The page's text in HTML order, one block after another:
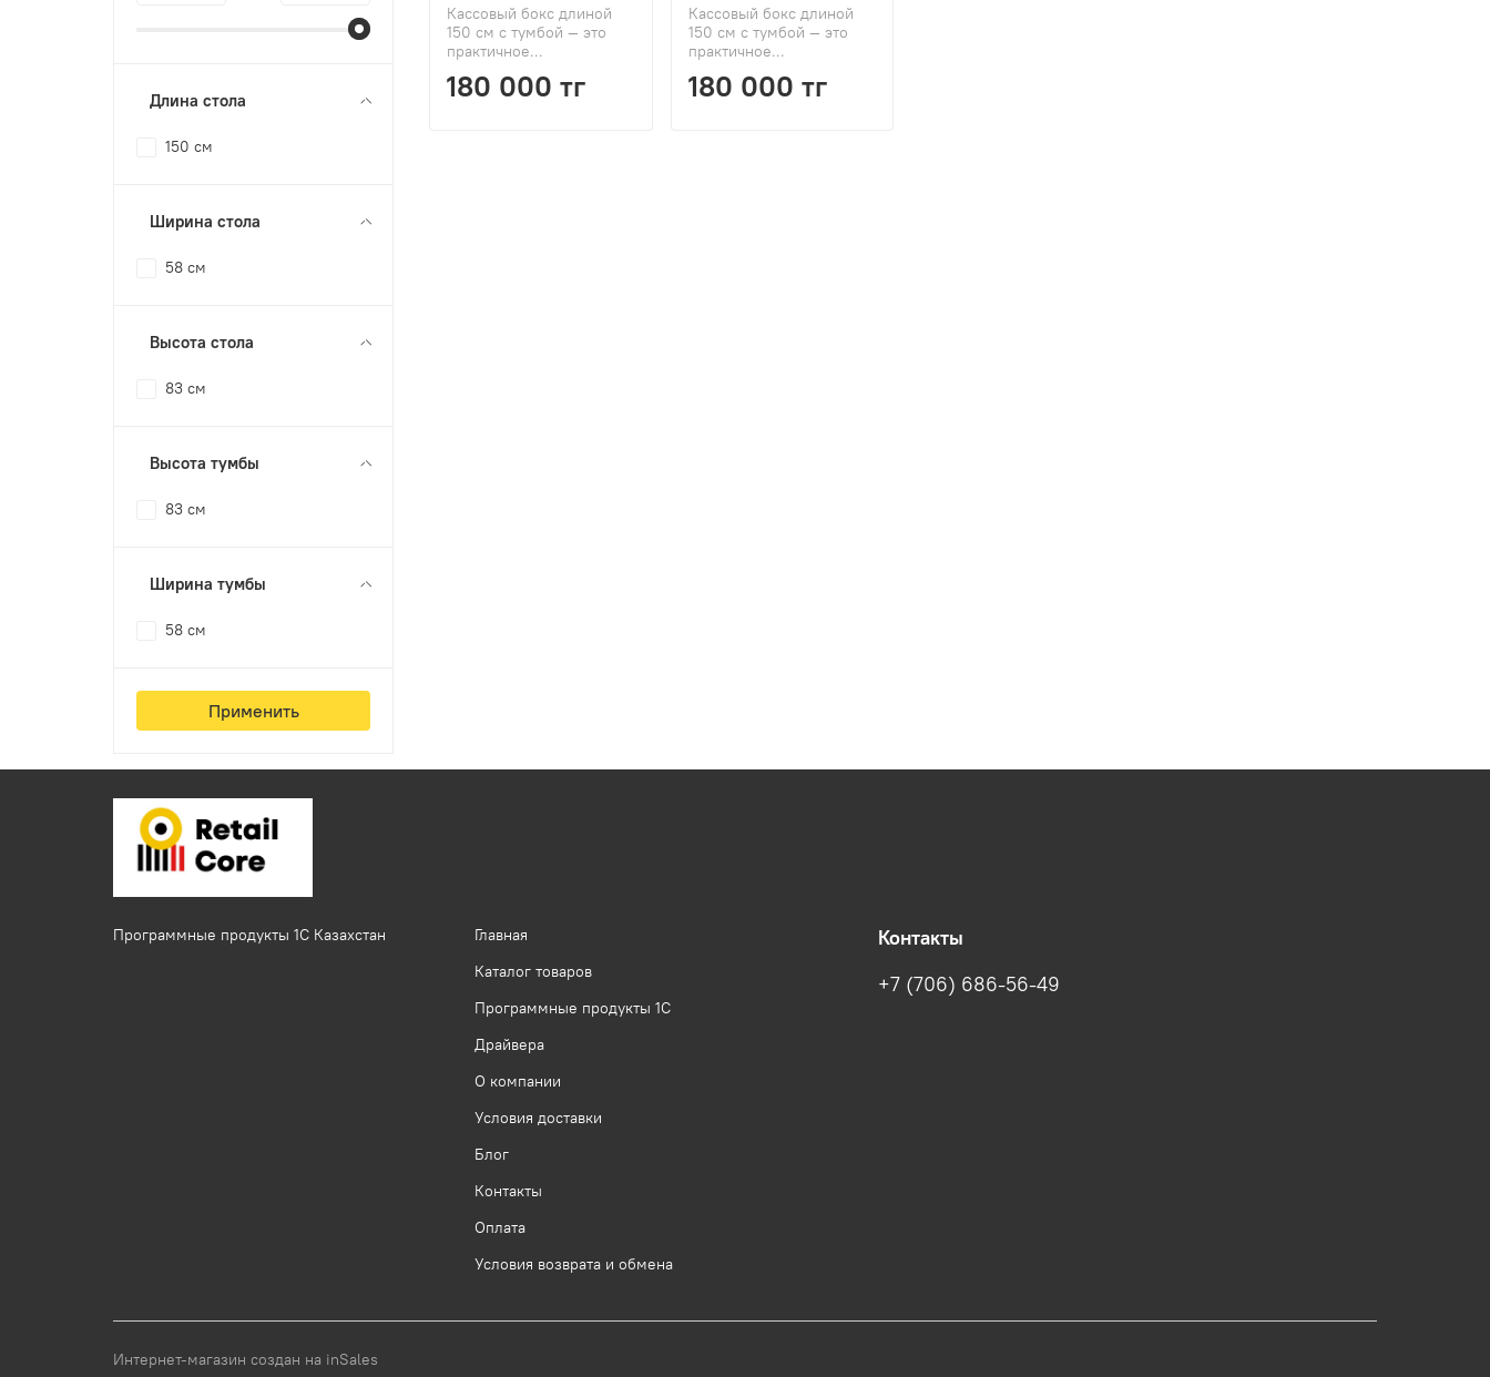
Кассовый бокс длиной
150 см с тумбой — это
практичное...
180 000 тг
Кассовый бокс длиной
150 см с тумбой — это
практичное...
180 000 тг
Длина стола
150 см
Ширина стола
58 см
Высота стола
83 см
Высота тумбы
83 см
Ширина тумбы
58 см
Применить
Программные продукты 1C Казахстан
Главная
Каталог товаров
Программные продукты 1С
Драйвера
О компании
Условия доставки
Блог
Контакты
Оплата
Условия возврата и обмена
Контакты
+7 (706) 686-56-49
Интернет-магазин создан на inSales